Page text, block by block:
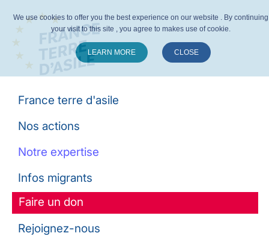
France terre d'asile
Nos actions
Notre expertise
Infos migrants
Faire un don
Rejoignez-nous
We use cookies to offer you the best experience on our website . By continuing
your visit to this site , you agree to makes use of cookie.
LEARN MORE CLOSE